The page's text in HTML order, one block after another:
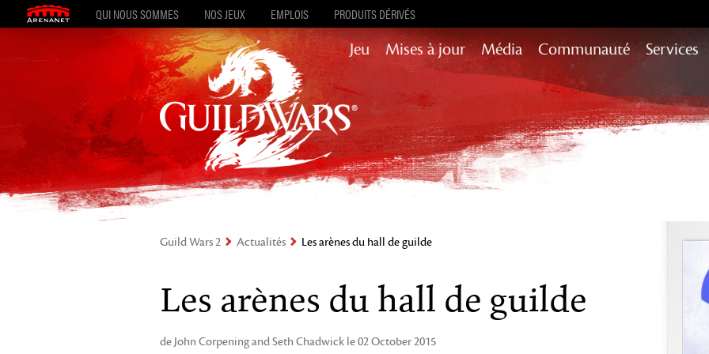
QUI NOUS SOMMES NOS JEUX EMPLOIS PRODUITS DÉRIVÉS
Jeu Mises à jour
Mises à jour de contenu pour l’histoire,
succès et encore plus
Heart of Thorns
Path of Fire
End of Dragons
Média Communauté Services
Guild Wars 2 Actualités Les arènes du hall de guilde
Les arènes du hall de guilde
de John Corpening and Seth Chadwick le 02 October 2015